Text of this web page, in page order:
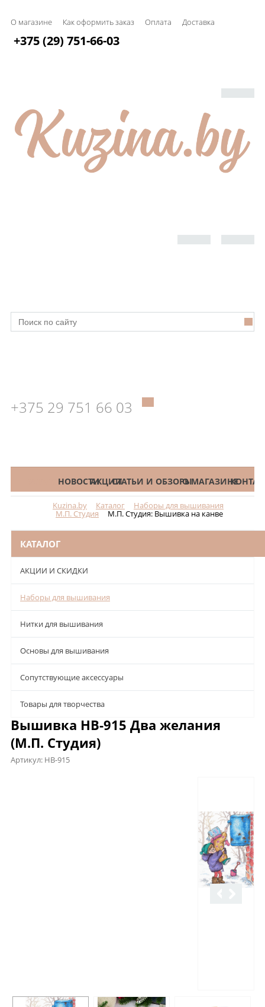
О магазине Как оформить заказ Оплата Доставка
+375 (29) 751-66-03
+375 29 751 66 03
КАТАЛОГНОВОСТИАКЦИИСТАТЬИ И ОБЗОРЫО МАГАЗИНЕ
Kuzina.by Каталог Наборы для вышивания
М.П. Студия М.П. Студия: Вышивка на канве
КАТАЛОГ
АКЦИИ И СКИДКИ
Наборы для вышивания
Нитки для вышивания
Основы для вышивания
Сопутствующие аксессуары
Товары для творчества
Вышивка НВ-915 Два желания
(М.П. Студия)
Артикул: НВ-915